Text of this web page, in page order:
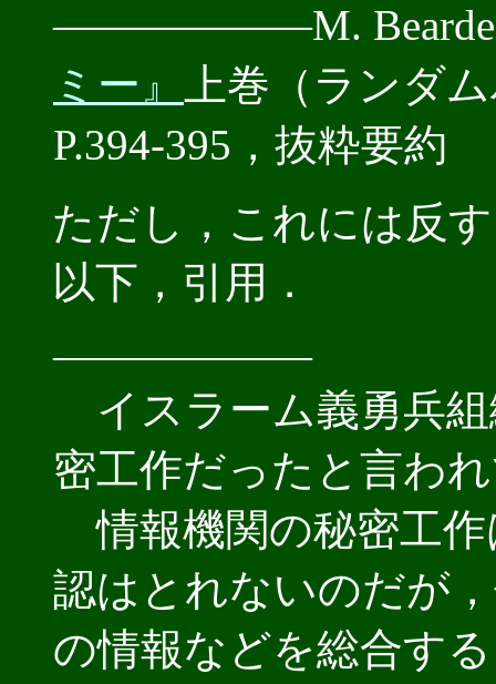
――――――M.
ミー』
上巻（ランダ
P.394-395，抜粋要約
ただし，これには反
以下，引用．
――――――
イスラーム義勇兵
密工作だったと言わ
情報機関の秘密工作
認はとれないのだが
の情報などを総合す